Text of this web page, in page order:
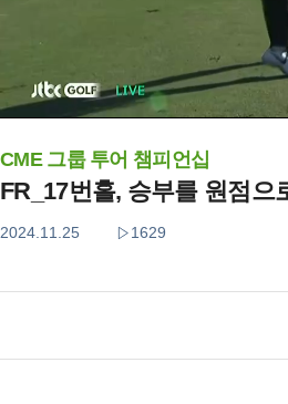
CME 그룹 투어 챔피언십
FR_17번홀, 승부를 원점으
2024.11.25 1629